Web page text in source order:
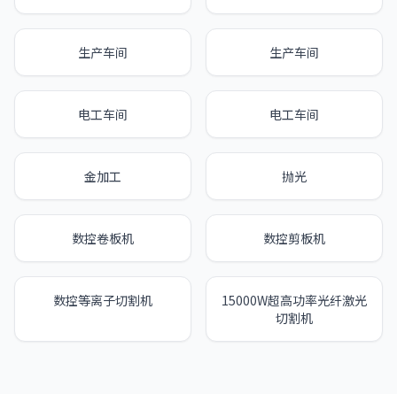
生产车间 生产车间
电工车间 电工车间
金加工 抛光
数控卷板机 数控剪板机
数控等离子切割机
15000W超高功率光纤激光
切割机